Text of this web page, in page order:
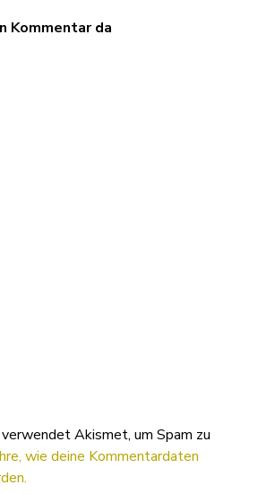
Kommentar da
Akismet, um Spam zu
wie deine Kommentardaten